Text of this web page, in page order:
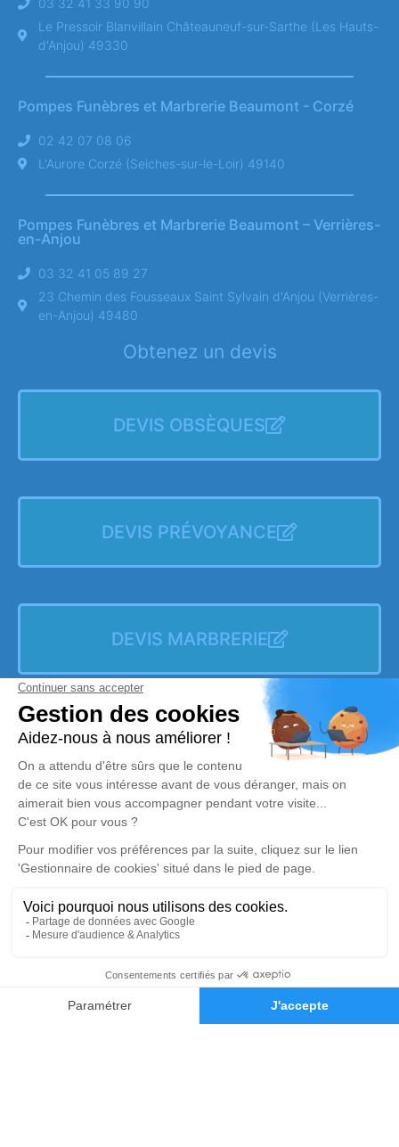
03 32 41 33 90 90
Le Pressoir Blanvillain Châteauneuf-sur-Sarthe (Les Hauts-
d'Anjou) 49330
Pompes Funèbres et Marbrerie Beaumont - Corzé
02 42 07 08 06
L'Aurore Corzé (Seiches-sur-le-Loir) 49140
Pompes Funèbres et Marbrerie Beaumont – Verrières-
en-Anjou
03 32 41 05 89 27
23 Chemin des Fousseaux Saint Sylvain d'Anjou (Verrières-
en-Anjou) 49480
Obtenez un devis
DEVIS OBSÈQUES
DEVIS PRÉVOYANCE
DEVIS MARBRERIE
Beaumont Funéraire